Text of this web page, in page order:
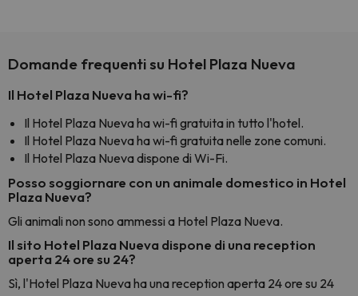
Domande frequenti su Hotel Plaza Nueva
Il Hotel Plaza Nueva ha wi-fi?
Il Hotel Plaza Nueva ha wi-fi gratuita in tutto l'hotel.
Il Hotel Plaza Nueva ha wi-fi gratuita nelle zone comuni.
Il Hotel Plaza Nueva dispone di Wi-Fi.
Posso soggiornare con un animale domestico in Hotel
Plaza Nueva?
Gli animali non sono ammessi a Hotel Plaza Nueva.
Il sito Hotel Plaza Nueva dispone di una reception
aperta 24 ore su 24?
Sì, l'Hotel Plaza Nueva ha una reception aperta 24 ore su 24